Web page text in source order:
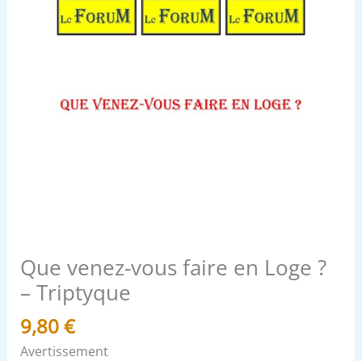
Que venez-vous faire en Loge ?
– Triptyque
9,80€
Avertissement